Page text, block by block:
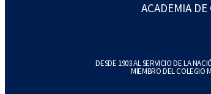
ACADEMIA DE
DESDE 1903 AL SERVICIO DE LA
MIEMBRO DEL COLEGIO